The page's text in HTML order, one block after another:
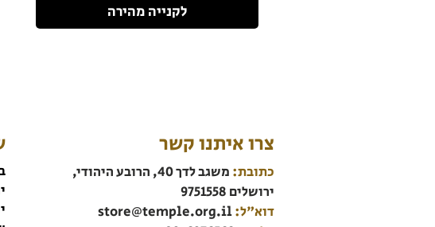
לקנייה מהירה
צרו איתנו קשר
כתובת:
משגב לדך 40, הרובע היהודי,
ירושלים 9751558
דוא"ל:store@temple.org.il